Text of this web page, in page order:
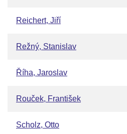
Reichert, Jiří
Režný, Stanislav
Říha, Jaroslav
Rouček, František
Scholz, Otto